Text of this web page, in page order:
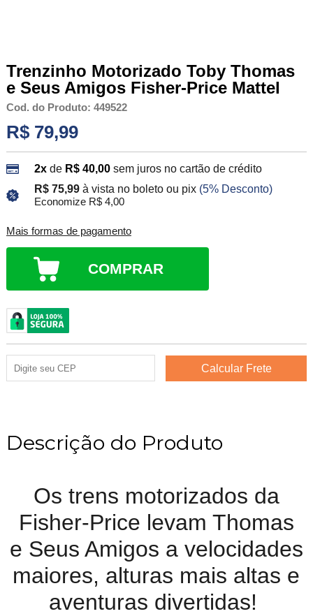
Trenzinho Motorizado Toby Thomas
e Seus Amigos Fisher-Price Mattel
Cod. do Produto: 449522
R$ 79,99
2xde R$ 40,00 sem juros no cartão de crédito
R$ 75,99 à vista no boleto ou pix (5% Desconto)
Economize R$ 4,00
Mais formas de pagamento
COMPRAR
Descrição do Produto
Os trens motorizados da
Fisher-Price levam Thomas
e Seus Amigos a velocidades
maiores, alturas mais altas e
aventuras divertidas!